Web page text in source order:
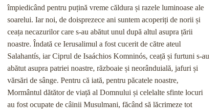
împiedicând pentru puțină vreme căldura și razele luminoase ale
soarelui. Iar noi, de doisprezece ani suntem acoperiți de norii și
ceața necazurilor care s-au abătut unul după altul asupra țării
noastre. Îndată ce Ierusalimul a fost cucerit de către ateul
Salahantís, iar Ciprul de Isaáchios Komninós, ceață și furtuni s-au
abătut asupra patriei noastre, războaie și neorânduială, jafuri și
vărsări de sânge. Pentru că iată, pentru păcatele noastre,
Mormântul dătător de viață al Domnului și celelalte sfinte locuri
au fost ocupate de câinii Musulmani, făcând să lăcrimeze tot